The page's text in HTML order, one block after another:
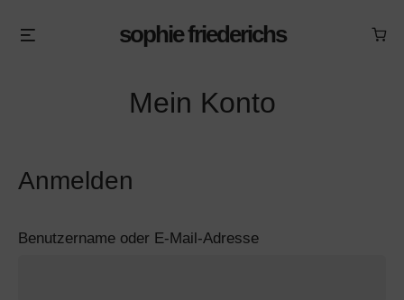
sophie friederichs
Mein Konto
Anmelden
Benutzername oder E-Mail-Adresse